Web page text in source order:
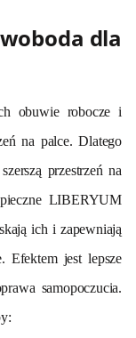
dla
obuwie robocze i
na palce. Dlatego
przestrzeń na
LIBERYUM
ich i zapewniają
Efektem jest lepsze
samopoczucia.